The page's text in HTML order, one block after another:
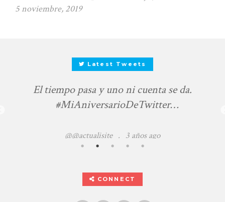
5 noviembre, 2019
Latest Tweets
El tiempo pasa y uno ni cuenta se da.
#MiAniversarioDeTwitter
@@actualisite . 3 años ago
CONNECT